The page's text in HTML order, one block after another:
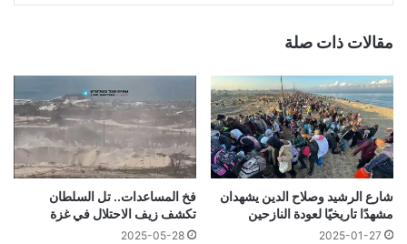
مقالات ذات صلة
شارع الرشيد وصلاح الدين يشهدان
مشهدًا تاريخيًا لعودة النازحين
2025-01-27
فخ المساعدات.. تل السلطان
تكشف زيف الاحتلال في غزة
2025-05-28